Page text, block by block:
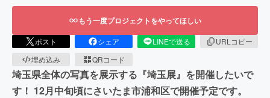
もう一度プロジェクトをやってほしい
ポスト シェア LINEで送る
URLコピー
埋め込み
QRコード
埼玉県全体の写真を展示する『埼玉展』を開催したいで
す！ 12月中旬頃にさいたま市浦和区で開催予定です。